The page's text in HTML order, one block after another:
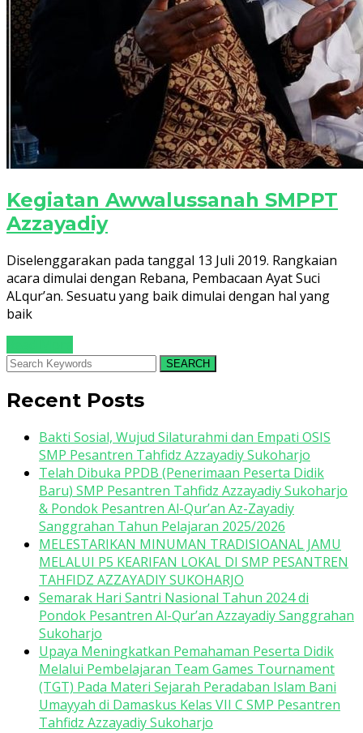
Kegiatan Awwalussanah SMPPT
Azzayadiy
Diselenggarakan pada tanggal 13 Juli 2019. Rangkaian
acara dimulai dengan Rebana, Pembacaan Ayat Suci
ALqur’an. Sesuatu yang baik dimulai dengan hal yang
baik
SEARCH
Recent Posts
Bakti Sosial, Wujud Silaturahmi dan Empati OSIS
SMP Pesantren Tahfidz Azzayadiy Sukoharjo
Telah Dibuka PPDB (Penerimaan Peserta Didik
Baru) SMP Pesantren Tahfidz Azzayadiy Sukoharjo
& Pondok Pesantren Al-Qur’an Az-Zayadiy
Sanggrahan Tahun Pelajaran 2025/2026
MELESTARIKAN MINUMAN TRADISIOANAL JAMU
MELALUI P5 KEARIFAN LOKAL DI SMP PESANTREN
TAHFIDZ AZZAYADIY SUKOHARJO
Semarak Hari Santri Nasional Tahun 2024 di
Pondok Pesantren Al-Qur’an Azzayadiy Sanggrahan
Sukoharjo
Upaya Meningkatkan Pemahaman Peserta Didik
Melalui Pembelajaran Team Games Tournament
(TGT) Pada Materi Sejarah Peradaban Islam Bani
Umayyah di Damaskus Kelas VII C SMP Pesantren
Tahfidz Azzayadiy Sukoharjo